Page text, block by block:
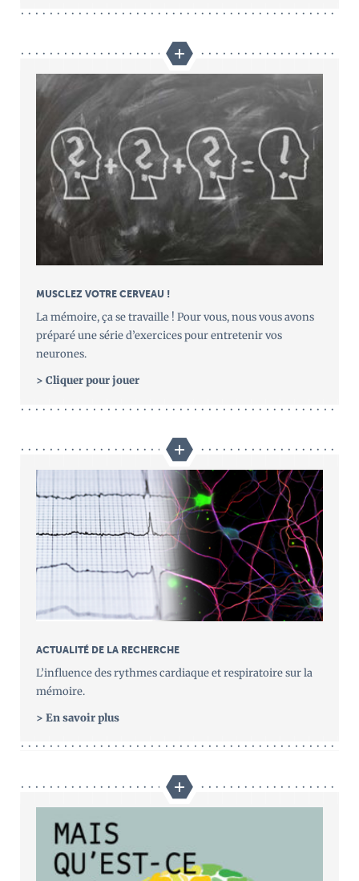
MUSCLEZ VOTRE CERVEAU !
La mémoire, ça se travaille ! Pour vous, nous vous avons
préparé une série d’exercices pour entretenir vos
neurones.
> Cliquer pour jouer
ACTUALITÉ DE LA RECHERCHE
L’influence des rythmes cardiaque et respiratoire sur la
mémoire.
> En savoir plus